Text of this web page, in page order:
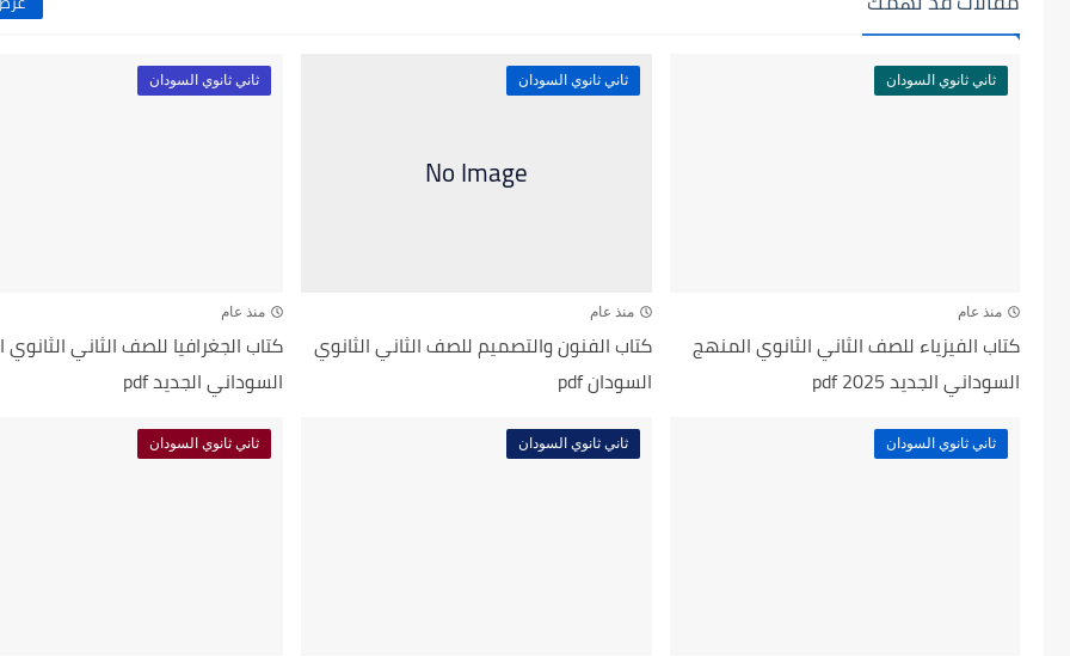
ثاني ثانوي السودان
منذ عام
كتاب الفيزياء للصف الثاني الثانوي المنهج
السوداني الجديد 2025 pdf
ثاني ثانوي السودان
منذ عام
كتاب الفنون والتصميم للصف الثاني الثانوي
السودان pdf
ثاني ثانوي السودان
منذ عام
كتاب الجغرافيا للصف الثاني
السوداني الجديد pdf
ثاني ثانوي السودان ثاني ثانوي السودان ثاني ثانوي السودان